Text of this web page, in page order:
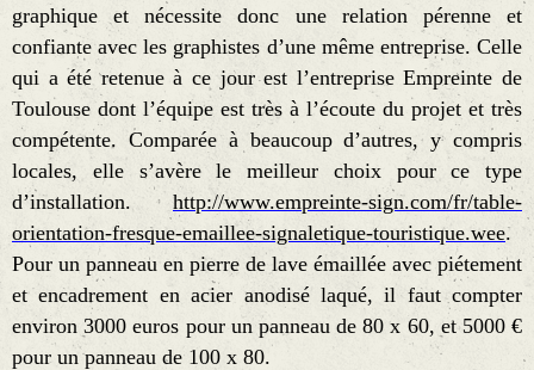
graphique et nécessite donc une relation pérenne et
confiante avec les graphistes d’une même entreprise. Celle
qui a été retenue à ce jour est l’entreprise Empreinte de
Toulouse dont l’équipe est très à l’écoute du projet et très
compétente. Comparée à beaucoup d’autres, y compris
locales, elle s’avère le meilleur choix pour ce type
d’installation. http://www.empreinte-sign.com/fr/table-
orientation-fresque-emaillee-signaletique-touristique.wee.
Pour un panneau en pierre de lave émaillée avec piétement
et encadrement en acier anodisé laqué, il faut compter
environ 3000 euros pour un panneau de 80 x 60, et 5000 €
pour un panneau de 100 x 80.